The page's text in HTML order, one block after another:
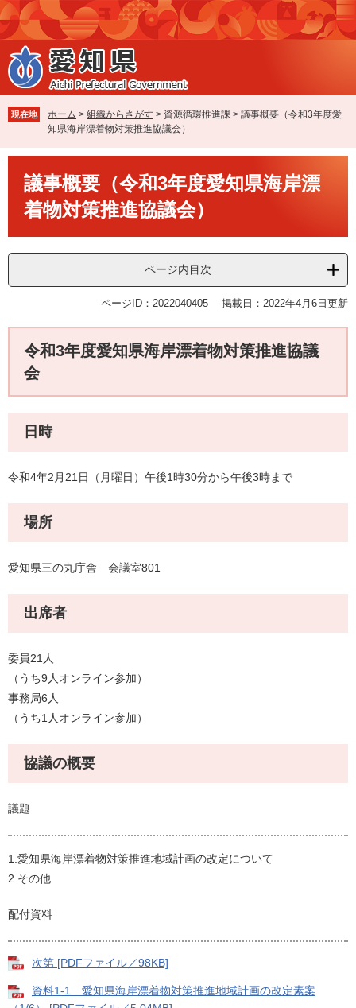
ペ
ー
ジ
の
先
で
す
メ
ニ
ュ
ー
を
ば
し
本
現在地 ホーム > 組織からさがす > 資源循環推進課 > 議事概要（令和3年度愛
知県海岸漂着物対策推進協議会）
議事概要（令和3年度愛知県海岸漂
着物対策推進協議会）
ページ内目次
ページID：2022040405 掲載日：2022年4月6日更新
令和3年度愛知県海岸漂着物対策推進協議
会
日時
令和4年2月21日（月曜日）午後1時30分から午後3時まで
場所
愛知県三の丸庁舎 会議室801
出席者
委員21人
（うち9人オンライン参加）
事務局6人
（うち1人オンライン参加）
協議の概要
議題
1.愛知県海岸漂着物対策推進地域計画の改定について
2.その他
配付資料
次第 [PDFファイル／98KB]
資料1-1 愛知県海岸漂着物対策推進地域計画の改定素案